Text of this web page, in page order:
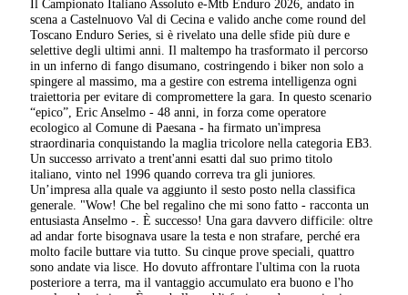
Il Campionato Italiano Assoluto e-Mtb Enduro 2026, andato in
scena a Castelnuovo Val di Cecina e valido anche come round del
Toscano Enduro Series, si è rivelato una delle sfide più dure e
selettive degli ultimi anni. Il maltempo ha trasformato il percorso
in un inferno di fango disumano, costringendo i biker non solo a
spingere al massimo, ma a gestire con estrema intelligenza ogni
traiettoria per evitare di compromettere la gara. In questo scenario
“epico”, Eric Anselmo - 48 anni, in forza come operatore
ecologico al Comune di Paesana - ha firmato un'impresa
straordinaria conquistando la maglia tricolore nella categoria EB3.
Un successo arrivato a trent'anni esatti dal suo primo titolo
italiano, vinto nel 1996 quando correva tra gli juniores.
Un’impresa alla quale va aggiunto il sesto posto nella classifica
generale. "Wow! Che bel regalino che mi sono fatto - racconta un
entusiasta Anselmo -. È successo! Una gara davvero difficile: oltre
ad andar forte bisognava usare la testa e non strafare, perché era
molto facile buttare via tutto. Su cinque prove speciali, quattro
sono andate via lisce. Ho dovuto affrontare l'ultima con la ruota
posteriore a terra, ma il vantaggio accumulato era buono e l'ho